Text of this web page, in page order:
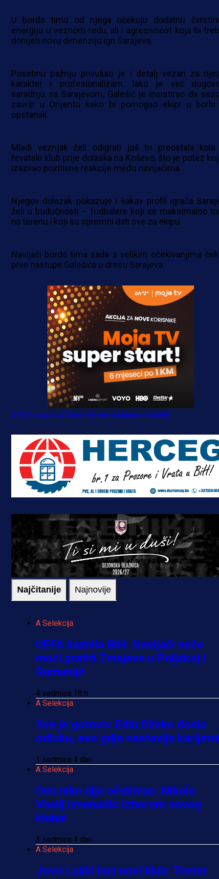
U bordo timu od njega očekuju dodatnu
energiju u veznom redu, ali i agresivnost koja bi
donijeti novu dimenziju igri Sarajeva.
Posebnu pažnju privukao je i detalj vezan za
karakter i profesionalizam. Iako je već
saradnju sa Sarajevom, Galešić je insistirao da
završi u Orijentu kako bi pomogao ekipi u borbi
opstanak.
Mladi veznjak želi odigrati još tri preostala kola
hrvatski klub prije dolaska na Koševo, što je potez
izazvao pozitivne reakcije među navijačima.
Njegov dolazak pokazuje i kakav profil igrača
želi u budućnosti – fudbalere koji se maksimalno
na terenu i koji su spremni dati sve za ekipu.
Navijači bordo tima sada s velikim očekivanjima
prve nastupe Galešića u dresu Sarajeva.
#FK Sarajevo #Zoran Mamić #Antonio Galešić
Najčitanije Najnovije
A Selekcija
UEFA kaznila BiH: Navijači neće
moći pratiti Zmajeve u Poljskoj i
Rumuniji!
4 sedmica 18 h
A Selekcija
Sve je gotovo: Edin Džeko donio
odluku, evo gdje nastavlja
1 sedmica 4 dan
A Selekcija
Ovo niko nije očekivao: Nikola
Vasilj iznenadio izborom novog
kluba!
3 sedmica 4 dan
A Selekcija
Jovo Lukić ima novi klub: Trener